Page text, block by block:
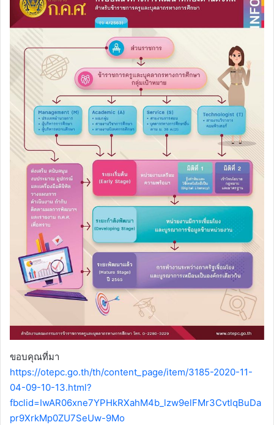
ขอบคุณที่มา
https://otepc.go.th/th/content_page/item/3185-2020-11-
04-09-10-13.html?
fbclid=IwAR06xne7YPHkRXahM4b_lzw9elFMr3CvtlqBuDa
pr9XrkMp0ZU7SeUw-9Mo